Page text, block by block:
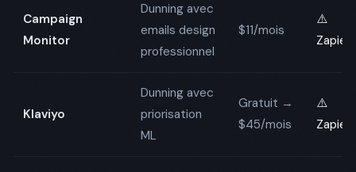
Campaign
Monitor
Dunning avec
emails design
professionnel
$11/mois
⚠️
Zapier
Klaviyo
Dunning avec
priorisation
ML
Gratuit →
$45/mois
⚠️
Zapier